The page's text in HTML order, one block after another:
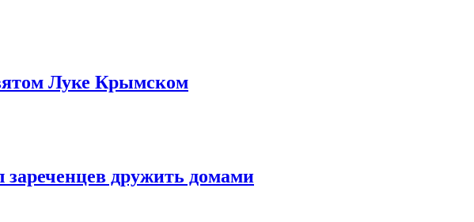
Луке Крымском
зареченцев дружить домами